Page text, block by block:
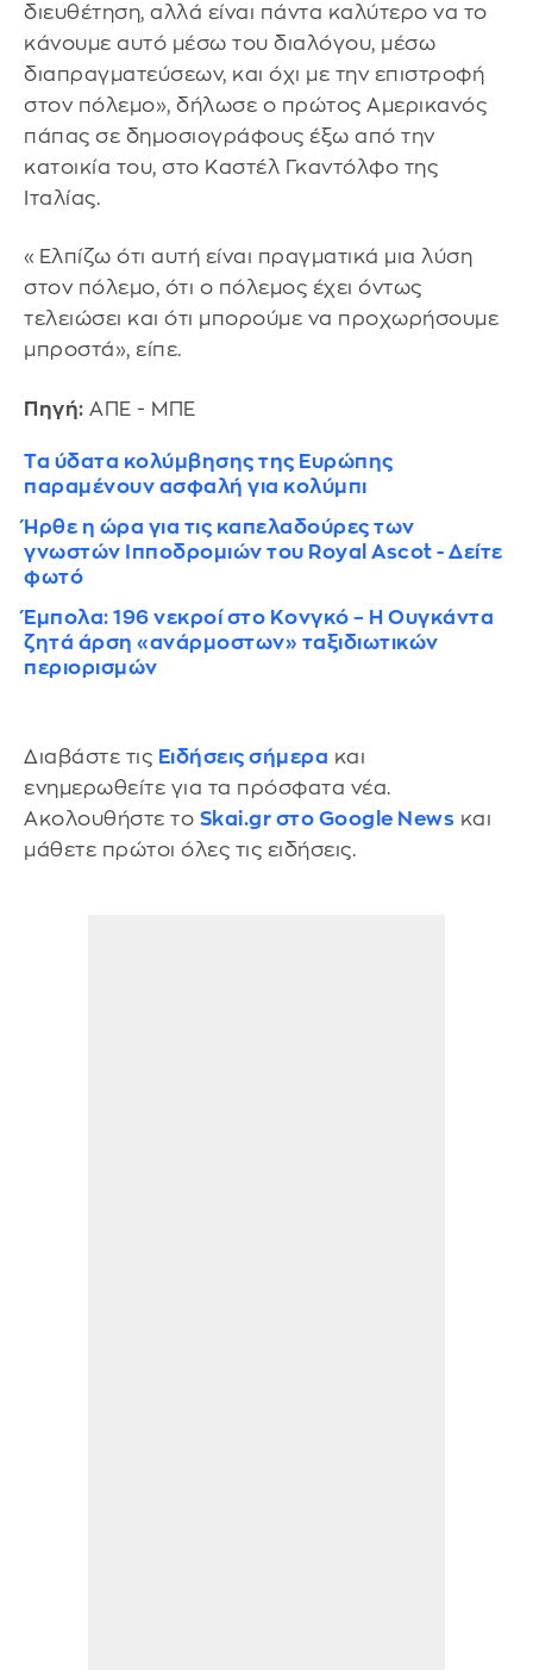
διευθέτηση, αλλά είναι πάντα καλύτερο να το
κάνουμε αυτό μέσω του διαλόγου, μέσω
διαπραγματεύσεων, και όχι με την επιστροφή
στον πόλεμο», δήλωσε ο πρώτος Αμερικανός
πάπας σε δημοσιογράφους έξω από την
κατοικία του, στο Καστέλ Γκαντόλφο της
Ιταλίας.
«Ελπίζω ότι αυτή είναι πραγματικά μια λύση
στον πόλεμο, ότι ο πόλεμος έχει όντως
τελειώσει και ότι μπορούμε να προχωρήσουμε
μπροστά», είπε.
Πηγή: ΑΠΕ - ΜΠΕ
Τα ύδατα κολύμβησης της Ευρώπης
παραμένουν ασφαλή για κολύμπι
Ήρθε η ώρα για τις καπελαδούρες των
γνωστών Ιπποδρομιών του Royal Ascot - Δείτε
φωτό
Έμπολα: 196 νεκροί στο Κονγκό – Η Ουγκάντα
ζητά άρση «ανάρμοστων» ταξιδιωτικών
περιορισμών
Διαβάστε τις Ειδήσεις σήμερα και
ενημερωθείτε για τα πρόσφατα νέα.
Ακολουθήστε το Skai.gr στο Google News και
μάθετε πρώτοι όλες τις ειδήσεις.